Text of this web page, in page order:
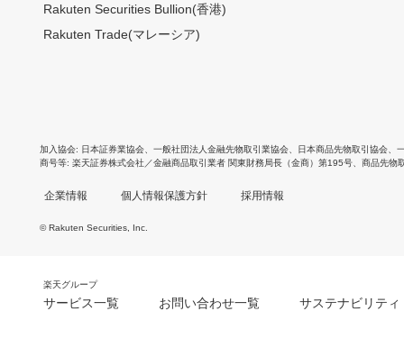
Rakuten Securities Bullion(香港)
Rakuten Trade(マレーシア)
加入協会 日本証券業協会 一般社団法人金融先物取引業協会 日本商品先物取引協会
商号等 楽天証券株式会社／金融商品取引業者 関東財務局長（金商）第195号、商品先物
企業情報 個人情報保護方針 採用情報
© Rakuten Securities, Inc.
楽天グループ
サービス一覧 お問い合わせ一覧 サステナビリティ